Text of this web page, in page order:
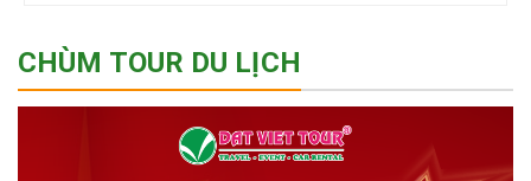
CHÙM TOUR DU LỊCH